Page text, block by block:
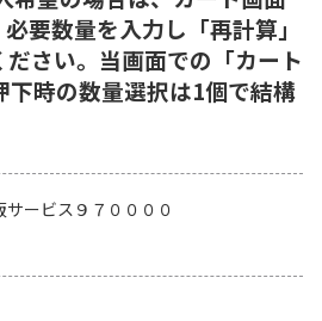
要数量を入力し「再計算」
さい。当画面での「カート
下時の数量選択は1個で結構
サービス９７００００